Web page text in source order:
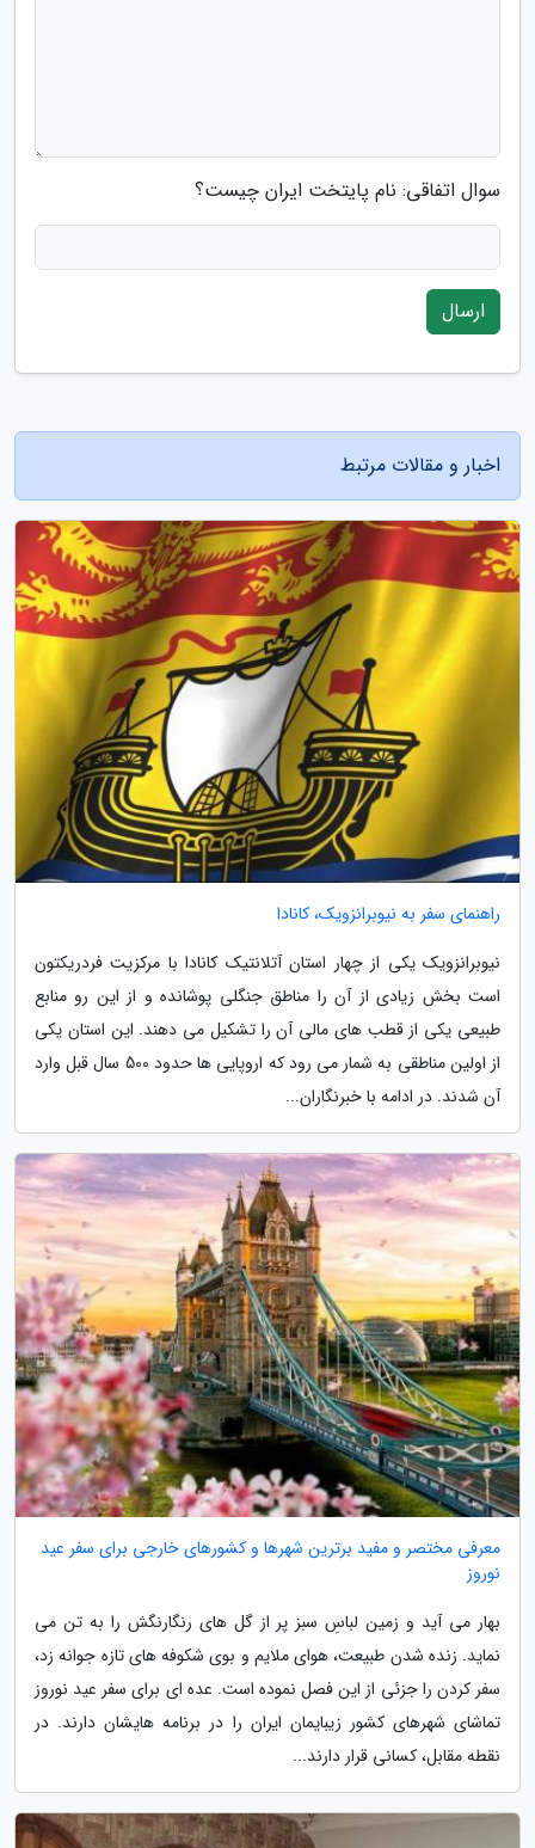
سوال اتفاقی: نام پایتخت ایران چیست؟
ارسال
اخبار و مقالات مرتبط
راهنمای سفر به نیوبرانزویک، کانادا
نیوبرانزویک یکی از چهار استان آتلانتیک کانادا با مرکزیت فردریکتون
است بخش زیادی از آن را مناطق جنگلی پوشانده و از این رو منابع
طبیعی یکی از قطب های مالی آن را تشکیل می دهند. این استان یکی
از اولین مناطقی به شمار می رود که اروپایی ها حدود 500 سال قبل وارد
آن شدند. در ادامه با خبرنگاران...
معرفی مختصر و مفید برترین شهرها و کشورهای خارجی برای سفر عید
نوروز
بهار می آید و زمین لباسِ سبز پر از گل های رنگارنگش را به تن می
نماید. زنده شدن طبیعت، هوای ملایم و بوی شکوفه های تازه جوانه زد،
سفر کردن را جزئی از این فصل نموده است. عده ای برای سفر عید نوروز
تماشای شهرهای کشور زیبایمان ایران را در برنامه هایشان دارند. در
نقطه مقابل، کسانی قرار دارند...